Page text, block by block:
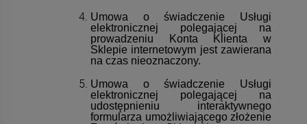
Umowa o świadczenie Usługi
elektronicznej polegającej na
prowadzeniu Konta Klienta w
Sklepie internetowym jest zawierana
na czas nieoznaczony.
Umowa o świadczenie Usługi
elektronicznej polegającej na
udostępnieniu interaktywnego
formularza umożliwiającego złożenie